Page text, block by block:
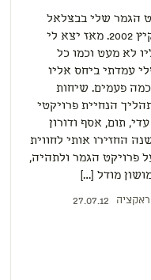
הגמר שלי בבצלאל
הגשתי בקיץ 2002. מאז יצא לי
לא מעט וכמו כל
עמדתי ביחס אליו
פעמים. שיחות
הנחיית פרויקטי
תום, אסף ודורון
החזירו אותי לחווית
פרויקט הגמר ולתהיה,
מודל […]
27.07.12